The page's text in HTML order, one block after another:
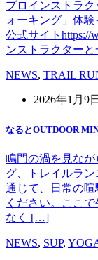
プロインストラ
ォーキング」体
公式サイトhttps://
ンストラクター
NEWS, TRAIL
2026年1月9日
なるとOUTDOOR
鳴門の渦を見な
グ、トレイルラ
通じて、日常の
ください。ここ
なく […]
NEWS, SUP,